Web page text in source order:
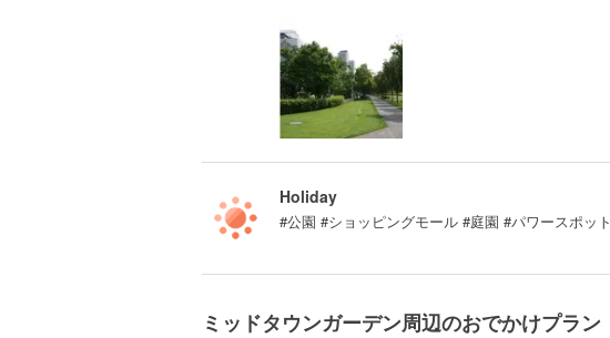
Holiday
#公園 #ショッピングモール #庭園 #パワースポット
ミッドタウンガーデン周辺のおでかけプラン